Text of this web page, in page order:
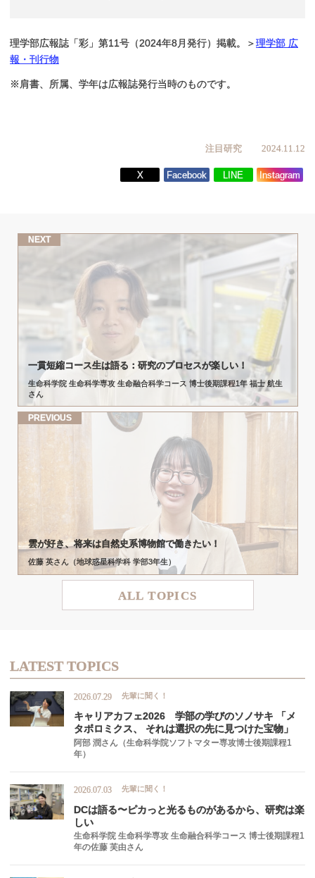
理学部広報誌「彩」第11号（2024年8月発行）掲載。＞理学部 広
報・刊行物
※肩書、所属、学年は広報誌発行当時のものです。
注目研究 2024.11.12
X Facebook LINE Instagram
NEXT
一貫短縮コース生は語る： 研究のプロセスが楽しい！
生命科学院 生命科学専攻 生命融合科学コース 博士後期課程1年 福士 航生
さん
PREVIOUS
雲が好き、将来は自然史系博物館で働きたい！
佐藤 英さん（地球惑星科学科 学部3年生）
ALL TOPICS
LATEST TOPICS
2026.07.29 先輩に聞く！
キャリアカフェ2026 学部の学びのソノサキ
「メ
タボロミクス、
それは選択の先に見つけた宝物」
阿部 潤さん（生命科学院ソフトマター専攻博士後期課程1
年）
2026.07.03 先輩に聞く！
DCは語る〜ピカっと光るものがあるから、 研究は楽
しい
生命科学院 生命科学専攻 生命融合科学コース 博士後期課程1
年の佐藤 芙由さん